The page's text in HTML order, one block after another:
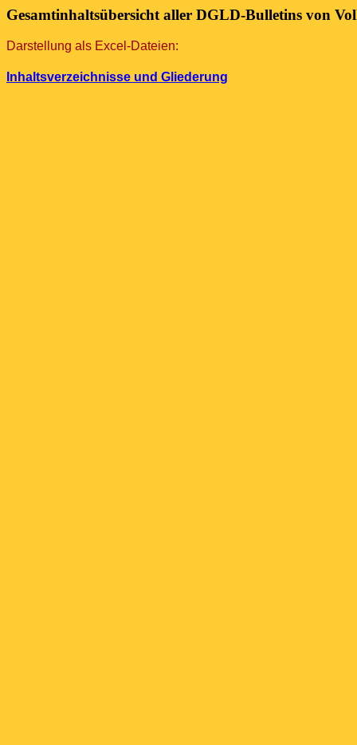
Gesamtinhaltsübersicht aller DGLD-Bulletins von
Darstellung als Excel-Dateien:
Inhaltsverzeichnisse und Gliederung